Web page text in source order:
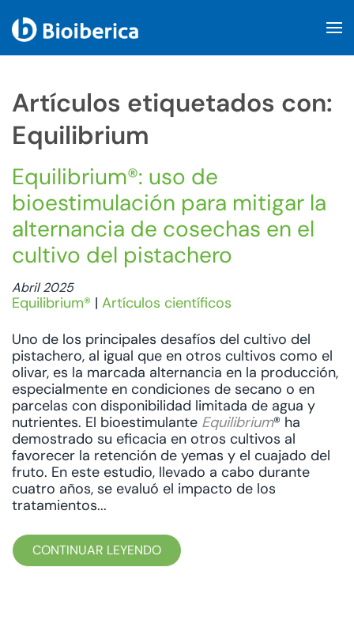
Artículos etiquetados con:
Equilibrium
Equilibrium®: uso de
bioestimulación para mitigar la
alternancia de cosechas en el
cultivo del pistachero
Abril 2025
Equilibrium® | Artículos científicos
Uno de los principales desafíos del cultivo del
pistachero, al igual que en otros cultivos como el
olivar, es la marcada alternancia en la producción,
especialmente en condiciones de secano o en
parcelas con disponibilidad limitada de agua y
nutrientes. El bioestimulante Equilibrium® ha
demostrado su eficacia en otros cultivos al
favorecer la retención de yemas y el cuajado del
fruto. En este estudio, llevado a cabo durante
cuatro años, se evaluó el impacto de los
tratamientos...
CONTINUAR LEYENDO